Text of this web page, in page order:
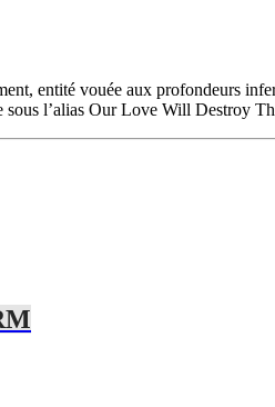
entité vouée aux profondeurs
sous l’alias Our Love Will Destroy